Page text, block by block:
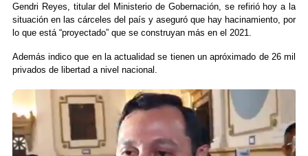
Gendri Reyes, titular del Ministerio de Gobernación, se refirió hoy a la
situación en las cárceles del país y aseguró que hay hacinamiento, por
lo que está “proyectado” que se construyan más en el 2021.
Además indico que en la actualidad se tienen un apróximado de 26 mil
privados de libertad a nivel nacional.